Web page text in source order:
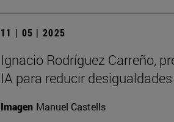
11 | 05 | 2025
Ignacio Rodríguez Carreño,
IA para reducir
Imagen Manuel Castells